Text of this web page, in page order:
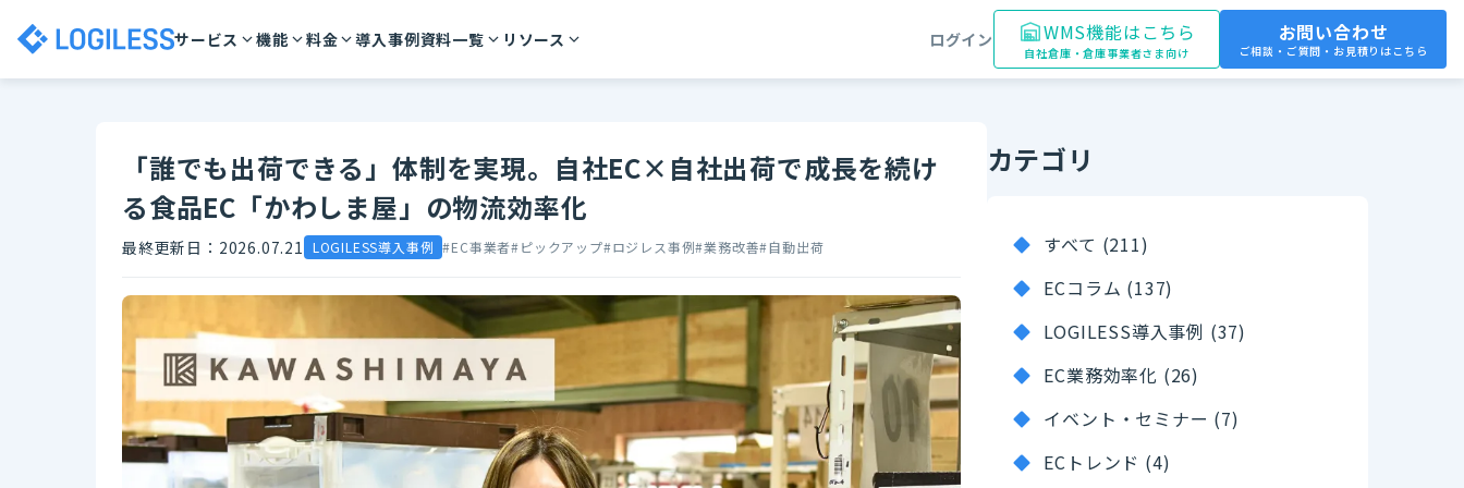
サービス 機能 料金 導入事例資料一覧 リソース ログイン WMS機能はこちら
自社倉庫・倉庫事業者さま向け
お問い合わせ
ご相談・ご質問・お見積りはこちら
「誰でも出荷できる」体制を実現。自社EC×自社出荷で成長を続け
る食品EC「かわしま屋」の物流効率化
最終更新日：2026.07.21 LOGILESS導入事例 #EC事業者#ピックアップ#ロジレス事例#業務改善#自動出荷
カテゴリ
すべて (211)
ECコラム (137)
LOGILESS導入事例 (37)
EC業務効率化 (26)
イベント・セミナー (7)
ECトレンド (4)